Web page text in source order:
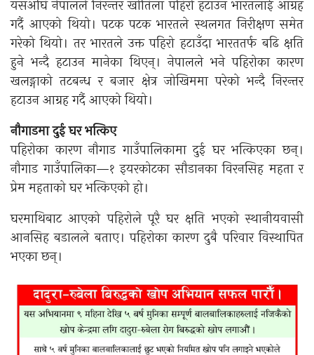
यसअघि नेपालले निरन्तर खोतिला पहिरो हटाउन भारतलाई आग्रह
गर्दै आएको थियो। पटक पटक भारतले स्थलगत निरीक्षण समेत
गरेको थियो। तर भारतले उक्त पहिरो हटाउँदा भारततर्फ बढि क्षति
हुने भन्दै हटाउन मानेका थिएन्। नेपालले भने पहिरोका कारण
खलङ्गाको तटबन्ध र बजार क्षेत्र जोखिममा परेको भन्दै निरन्तर
हटाउन आग्रह गर्दै आएको थियो।
नौगाडमा दुई घर भत्किए
पहिरोका कारण नौगाड गाउँपालिकामा दुई घर भत्किएका छन्।
नौगाड गाउँपालिका—१ इयरकोटका सौडानका विरनसिह महता र
प्रेम महताको घर भत्किएको हो।
घरमाथिबाट आएको पहिरोले पूरै घर क्षति भएको स्थानीयवासी
आनसिह बडालले बताए। पहिरोका कारण दुबै परिवार विस्थापित
भएका छन्।